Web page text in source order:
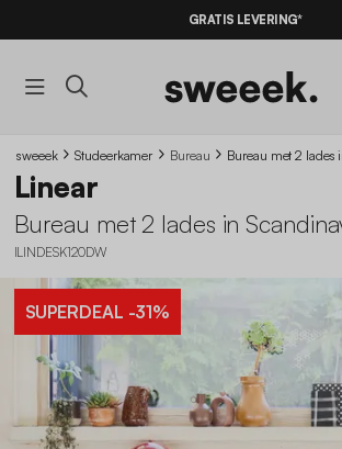
AANBIEDINGEN*MET DE
GRATIS LEVERING*
sweeek Studeerkamer Bureau Bureau met 2 lades
Linear
Bureau met 2 lades in
ILINDESK120DW
SUPERDEAL -31%